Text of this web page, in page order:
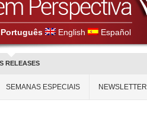
Português English Español
RELEASES
SEMANAS ESPECIAIS NEWSLETTER